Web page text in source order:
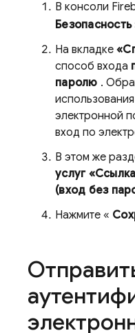
В консоли
Безопасность
На вкладке
способ входа
паролю .
электронной
вход по
В этом же
услуг
(вход без
Нажмите «